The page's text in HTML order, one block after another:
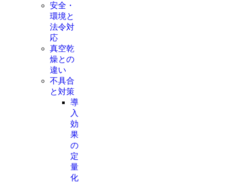
安全・
環境と
法令対
応
真空乾
燥との
違い
不具合
と対策
導
入
効
果
の
定
量
化